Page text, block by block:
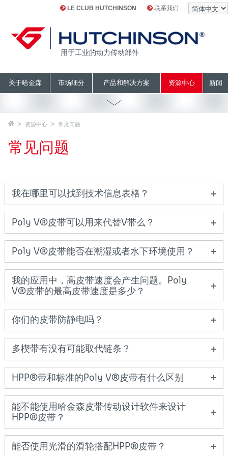
LE CLUB HUTCHINSON 联系我们
用于工业的动力传动部件
关于哈金森 市场细分 产品和解决方案 资源中心 新闻
资源中心 常见问题
常见问题
我在哪里可以找到技术信息表格？
Poly V®皮带可以用来代替V带么？
Poly V®皮带能否在潮湿或者水下环境使用？
我的应用中，高皮带速度会产生问题。Poly
V®皮带的最高皮带速度是多少？
你们的皮带防静电吗？
多楔带有没有可能取代链条？
HPP®带和标准的Poly V®皮带有什么区别
能不能使用哈金森皮带传动设计软件来设计
HPP®皮带？
能否使用光滑的滑轮搭配HPP®皮带？